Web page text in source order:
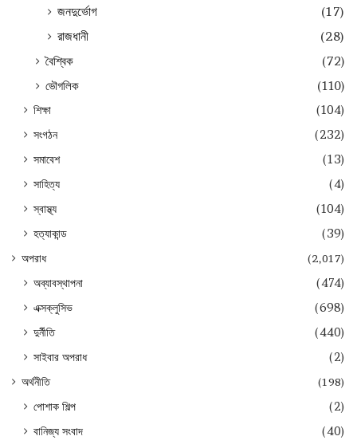
জনদুর্ভোগ
(17)
রাজধানী
(28)
বৈশ্বিক
(72)
ভৌগলিক
(110)
শিক্ষা
(104)
সংগঠন
(232)
সমাবেশ
(13)
সাহিত্য
(4)
স্বাস্থ্য
(104)
হত্যাকান্ড
(39)
অপরাধ (2,017)
অব্যাবস্থাপনা
(474)
এক্সক্লুসিভ
(698)
দুর্নীতি
(440)
সাইবার অপরাধ
(2)
অর্থনীতি (198)
পোশাক শিল্প
(2)
বানিজ্য সংবাদ
(40)